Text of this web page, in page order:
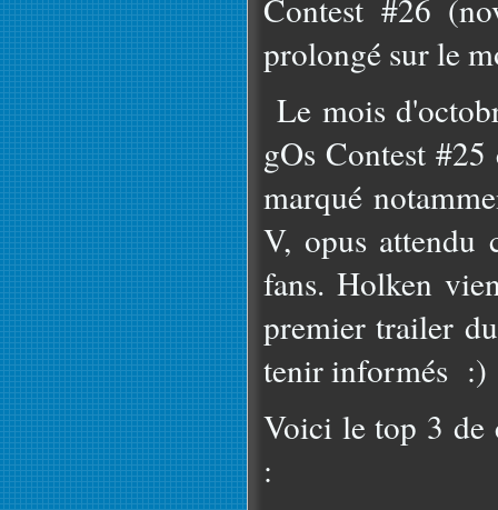
Contest #26
prolongé sur le
Le mois
gOs Contest
marqué
V, opus attendu
fans. Holken
premier trailer
tenir informés :)
Voici le top 3 de
: